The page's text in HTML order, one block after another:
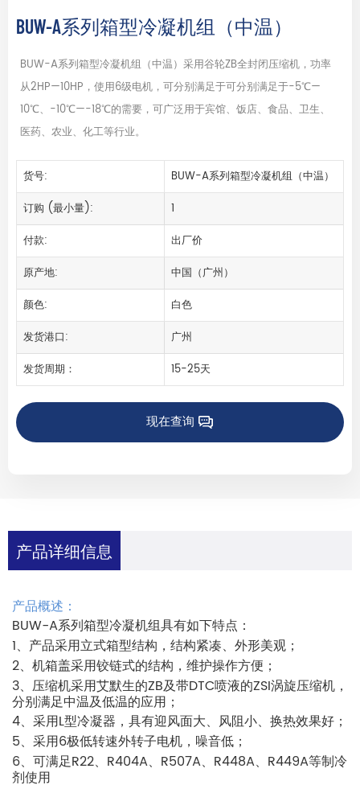
BUW-A系列箱型冷凝机组（中温）
BUW-A系列箱型冷凝机组（中温）采用谷轮ZB全封闭压缩机，功率
从2HP—10HP，使用6级电机，可分别满足于可分别满足于-5℃—
10℃、-10℃—-18℃的需要，可广泛用于宾馆、饭店、食品、卫生、
医药、农业、化工等行业。
货号:
BUW-A系列箱型冷凝机组（中温）
订购 (最小量):
1
付款:
出厂价
原产地:
中国（广州）
颜色:
白色
发货港口:
广州
发货周期：
15-25天
现在查询
产品详细信息
产品概述：
BUW-A系列箱型冷凝机组具有如下特点：
1 、产品采用立式箱型结构，结构紧凑、外形美观；
2 、机箱盖采用铰链式的结构，维护操作方便；
3 、压缩机采用艾默生的ZB及带DTC喷液的ZSI涡旋压缩机，
分别满足中温及低温的应用；
4 、采用 L型冷凝器，具有迎风面大、风阻小、换热效果好；
5 、采用 6极低转速外转子电机，噪音低；
6 、可满足R22 R404A R507A R448A R449A等制冷
剂使用